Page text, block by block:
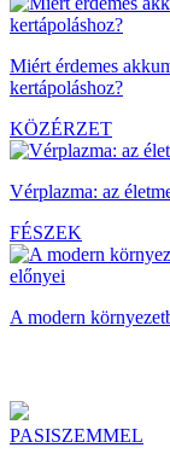
Miért érdemes
kertápoláshoz?
KÖZÉRZET
Vérplazma: az
FÉSZEK
A modern
PASISZEMMEL